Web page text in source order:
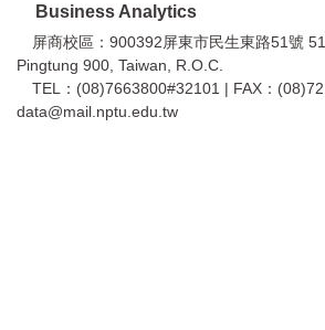
Business Analytics
屏商校區：900392屏東市民生東路51號
Pingtung 900, Taiwan, R.O.C.
TEL：(08)7663800#32101 | FAX：
data@mail.nptu.edu.tw